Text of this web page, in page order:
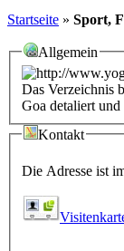
Startseite » Sport,
Allgemein
Das Verzeichnis
Goa detaliert
Kontakt
Die Adresse ist